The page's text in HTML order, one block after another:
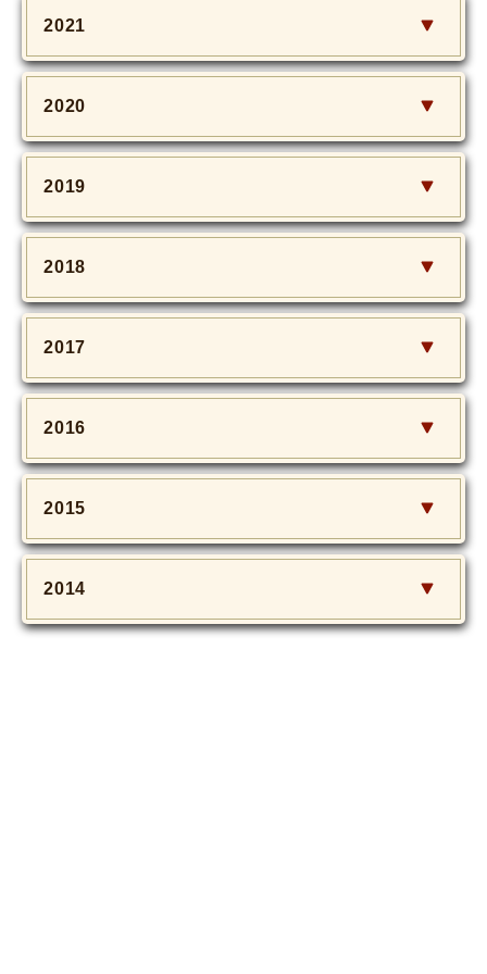
2021
2020
2019
2018
2017
2016
2015
2014